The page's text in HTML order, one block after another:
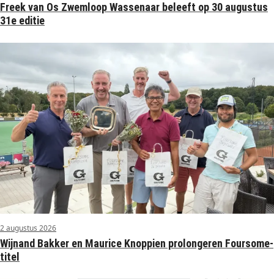
Freek van Os Zwemloop Wassenaar beleeft op 30 augustus
31e editie
2 augustus 2026
Wijnand Bakker en Maurice Knoppien prolongeren Foursome-
titel